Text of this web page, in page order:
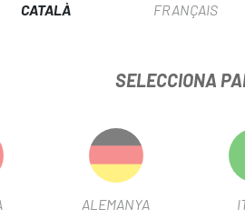
de lexercici.
a substituts d'una dieta variada i
CATALÀ FRANÇAIS
SELECCIONA
ALEMANYA